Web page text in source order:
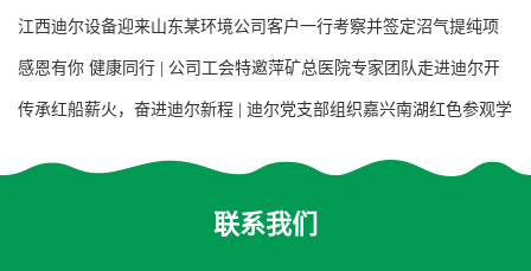
江西迪尔设备迎来山东某环境公司客户一行考察并签定沼气提纯项
目用增强聚丙烯阶梯环填料合同
感恩有你 健康同行 | 公司工会特邀萍矿总医院专家团队走进迪尔开
展大型义诊活动
传承红船薪火，奋进迪尔新程 | 迪尔党支部组织嘉兴南湖红色参观学
联系我们